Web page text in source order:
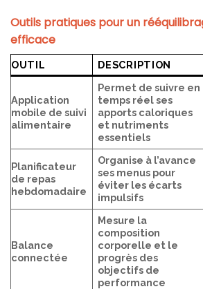
Outils pratiques pour un
efficace
OUTIL DESCRIPTION
Application
mobile de suivi
alimentaire
Permet de suivre en
temps réel ses
apports caloriques
et nutriments
essentiels
Planificateur
de repas
hebdomadaire
Organise à l’avance
ses menus pour
éviter les écarts
impulsifs
Balance
connectée
Mesure la
composition
corporelle et le
progrès des
objectifs de
performance